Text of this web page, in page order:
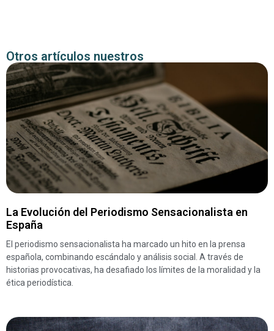
Otros artículos nuestros
La Evolución del Periodismo Sensacionalista en
España
El periodismo sensacionalista ha marcado un hito en la prensa
española, combinando escándalo y análisis social. A través de
historias provocativas, ha desafiado los límites de la moralidad y la
ética periodística.